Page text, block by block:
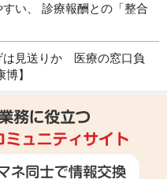
い、 診療報酬との「整合
は見送りか 医療の窓口負
】